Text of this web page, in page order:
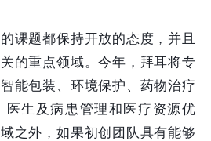
课题都保持开放的态度，并且
的重点领域。今年，拜耳将专
能包装、环境保护、药物治疗
医生及病患管理和医疗资源优
之外，如果初创团队具有能够